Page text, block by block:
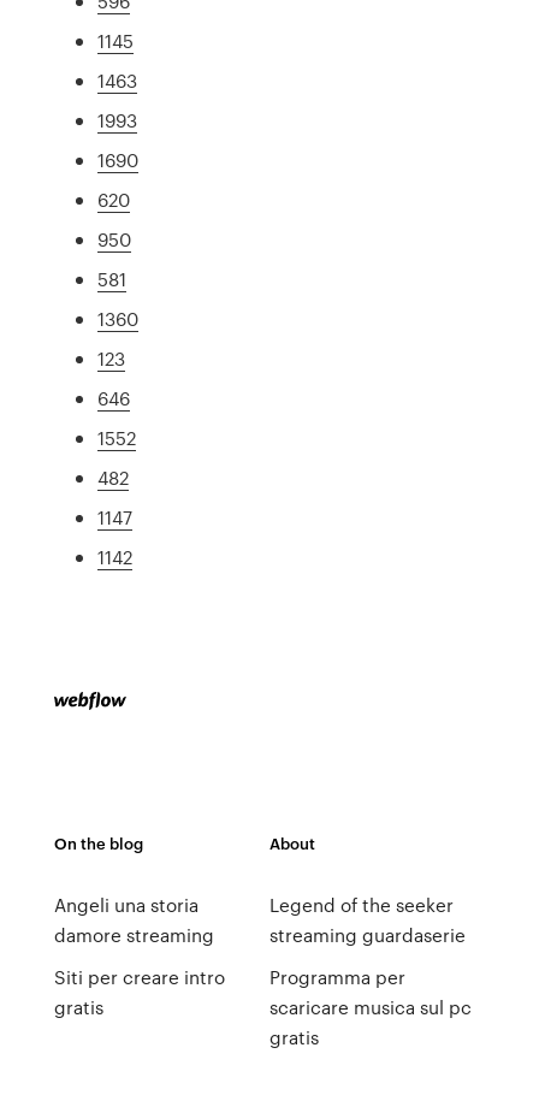
1145
1463
1993
1690
620
950
581
1360
123
646
1552
482
1147
1142
On the blog
Angeli una storia
damore streaming
Siti per creare intro
gratis
About
Legend of the seeker
streaming guardaserie
Programma per
scaricare musica sul pc
gratis